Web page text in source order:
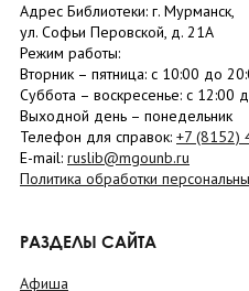
Адрес Библиотеки: г. Мурманск,
ул. Софьи Перовской, д. 21А
Режим работы:
Вторник – пятница: с 10:00 до
Суббота – воскресенье: c 12:00
Выходной день – понедельник
Телефон для справок: +7 (8152)
E-mail: ruslib@mgounb.ru
Политика обработки
РАЗДЕЛЫ САЙТА
Афиша